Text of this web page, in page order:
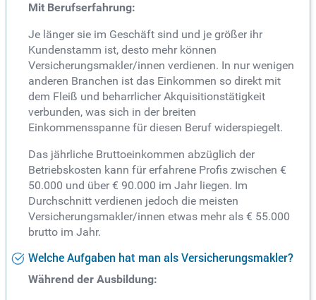
Mit Berufserfahrung:
Je länger sie im Geschäft sind und je größer ihr
Kundenstamm ist, desto mehr können
Versicherungsmakler/innen verdienen. In nur wenigen
anderen Branchen ist das Einkommen so direkt mit
dem Fleiß und beharrlicher Akquisitionstätigkeit
verbunden, was sich in der breiten
Einkommensspanne für diesen Beruf widerspiegelt.
Das jährliche Bruttoeinkommen abzüglich der
Betriebskosten kann für erfahrene Profis zwischen €
50.000 und über € 90.000 im Jahr liegen. Im
Durchschnitt verdienen jedoch die meisten
Versicherungsmakler/innen etwas mehr als € 55.000
brutto im Jahr.
Welche Aufgaben hat man als Versicherungsmakler?
Während der Ausbildung: